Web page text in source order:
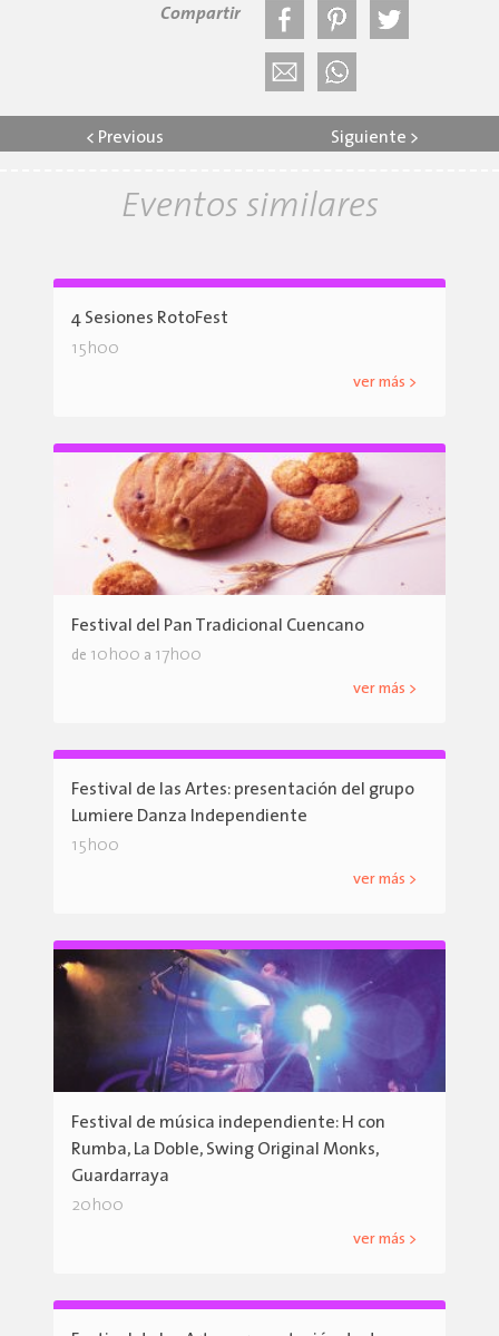
Compartir
< Previous Siguiente >
Eventos similares
4 Sesiones RotoFest
15h00
ver más >
Festival del Pan Tradicional Cuencano
de 10h00 a 17h00
ver más >
Festival de las Artes: presentación del grupo
Lumiere Danza Independiente
15h00
ver más >
Festival de música independiente: H con
Rumba, La Doble, Swing Original Monks,
Guardarraya
20h00
ver más >